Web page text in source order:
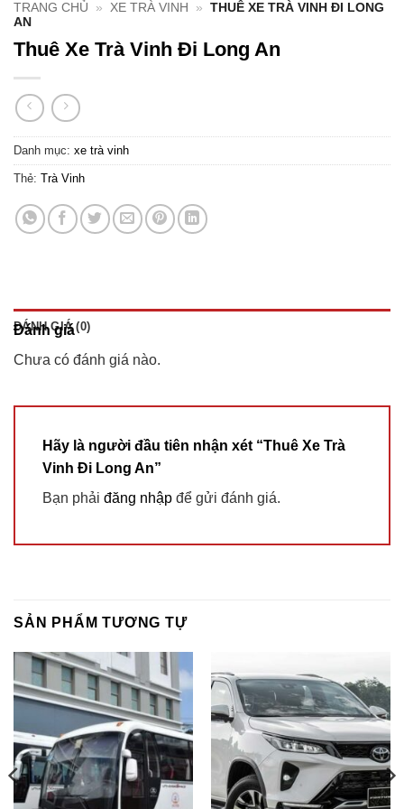
TRANG CHỦ » XE TRÀ VINH »
THUÊ XE TRÀ VINH ĐI LONG
AN
Thuê Xe Trà Vinh Đi Long An
Danh mục: xe trà vinh
Thẻ: Trà Vinh
ĐÁNH GIÁ (0)
Đánh giá
Chưa có đánh giá nào.
Hãy là người đầu tiên nhận xét “Thuê Xe Trà
Vinh Đi Long An”
Bạn phải đăng nhập để gửi đánh giá.
SẢN PHẨM TƯƠNG TỰ